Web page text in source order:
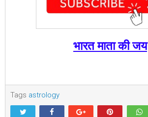
भारत माता की जय
Tags astrology